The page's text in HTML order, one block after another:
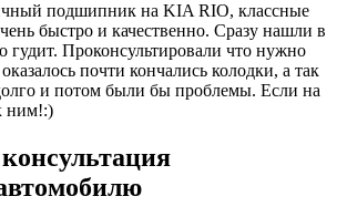
подшипник на KIA RIO, классные
быстро и качественно. Сразу нашли в
гудит. Проконсультировали что нужно
почти кончались колодки, а так
и потом были бы проблемы. Если на
ним!:)